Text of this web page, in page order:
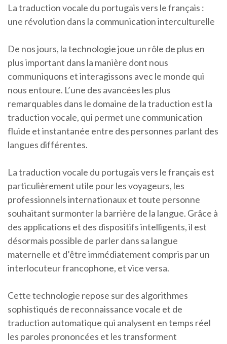
La traduction vocale du portugais vers le français :
une révolution dans la communication interculturelle
De nos jours, la technologie joue un rôle de plus en
plus important dans la manière dont nous
communiquons et interagissons avec le monde qui
nous entoure. L’une des avancées les plus
remarquables dans le domaine de la traduction est la
traduction vocale, qui permet une communication
fluide et instantanée entre des personnes parlant des
langues différentes.
La traduction vocale du portugais vers le français est
particulièrement utile pour les voyageurs, les
professionnels internationaux et toute personne
souhaitant surmonter la barrière de la langue. Grâce à
des applications et des dispositifs intelligents, il est
désormais possible de parler dans sa langue
maternelle et d’être immédiatement compris par un
interlocuteur francophone, et vice versa.
Cette technologie repose sur des algorithmes
sophistiqués de reconnaissance vocale et de
traduction automatique qui analysent en temps réel
les paroles prononcées et les transforment